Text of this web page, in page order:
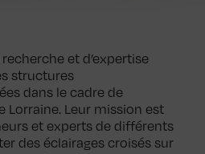
et d’expertise
structures
dans le cadre de
Lorraine. Leur mission est
et experts de différents
des éclairages croisés sur